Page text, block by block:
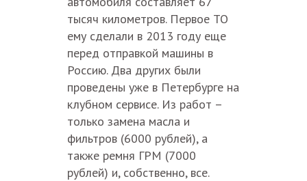
тысяч километров. Первое ТО
ему сделали в 2013 году еще
перед отправкой машины в
Россию. Два других были
проведены уже в Петербурге на
клубном сервисе. Из работ –
только замена масла и
фильтров (6000 рублей), а
также ремня ГРМ (7000
рублей) и, собственно, все.